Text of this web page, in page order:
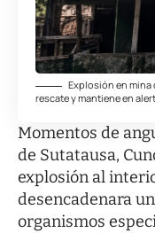
Explosión en
rescate y mantiene en
Momentos de
de Sutatausa,
explosión al
desencadenara
organismos